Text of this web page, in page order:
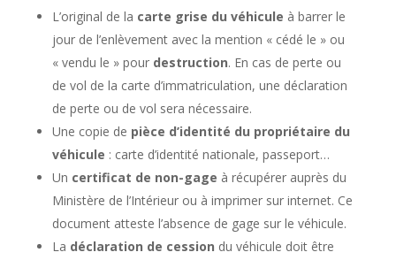
L’original de la carte grise du véhicule à barrer le
jour de l’enlèvement avec la mention « cédé le » ou
« vendu le » pour destruction. En cas de perte ou
de vol de la carte d’immatriculation, une déclaration
de perte ou de vol sera nécessaire.
Une copie de pièce d’identité du propriétaire du
véhicule : carte d’identité nationale, passeport…
Un certificat de non-gage à récupérer auprès du
Ministère de l’Intérieur ou à imprimer sur internet. Ce
document atteste l’absence de gage sur le véhicule.
La déclaration de cession du véhicule doit être